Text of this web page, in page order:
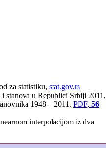
za statistiku, stat.gov.rs
stanova u Republici Srbiji 2011,
1948 – 2011. PDF, 56
interpolacijom iz dva